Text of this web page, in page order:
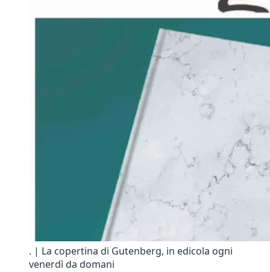
. | La copertina di Gutenberg, in edicola ogni
venerdì da domani